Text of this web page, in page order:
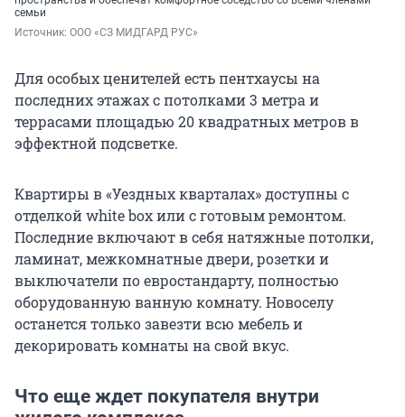
семьи
Источник: ООО «СЗ МИДГАРД РУС»
Для особых ценителей есть пентхаусы на
последних этажах с потолками 3 метра и
террасами площадью 20 квадратных метров в
эффектной подсветке.
Квартиры в «Уездных кварталах» доступны с
отделкой white box или с готовым ремонтом.
Последние включают в себя натяжные потолки,
ламинат, межкомнатные двери, розетки и
выключатели по евростандарту, полностью
оборудованную ванную комнату. Новоселу
останется только завезти всю мебель и
декорировать комнаты на свой вкус.
Что еще ждет покупателя внутри